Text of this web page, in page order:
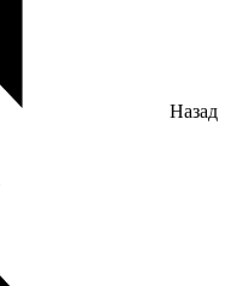
Назад